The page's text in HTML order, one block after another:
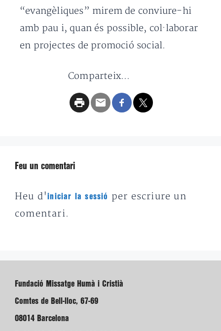
“evangèliques” mirem de conviure-hi
amb pau i, quan és possible, col·laborar
en projectes de promoció social.
Comparteix...
Feu un comentari
Heu d'iniciar la sessió
per escriure un
comentari.
Fundació Missatge Humà i Cristià
Comtes de Bell-lloc, 67-69
08014 Barcelona